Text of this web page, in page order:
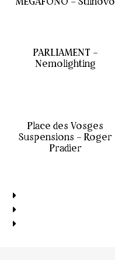
PARLIAMENT –
Nemolighting
Place des Vosges
Suspensions – Roger
Pradier